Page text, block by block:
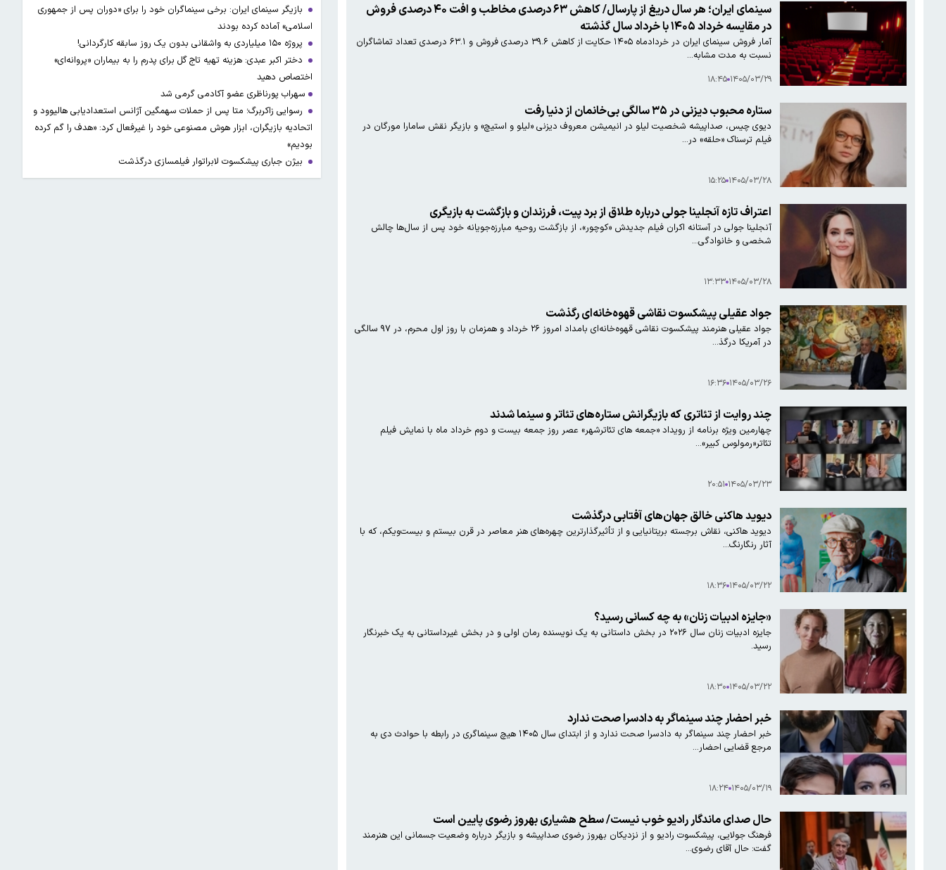
سینمای ایران؛ هر سال دریغ از پارسال/ کاهش ۶۳ درصدی مخاطب و افت ۴۰ درصدی فروش
در مقایسه خرداد ۱۴۰۵ با خرداد سال گذشته
آمار فروش سینمای ایران در خردادماه ۱۴۰۵ حکایت از کاهش ۳۹.۶ درصدی فروش و ۶۳.۱ درصدی تعداد تماشاگران
نسبت به مدت مشابه…
۱۴۰۵/۰۳/۲۹ ۱۸:۴۵
ستاره محبوب دیزنی در ۳۵ سالگی بی‌خانمان از دنیا رفت
دیوی چیس، صداپیشه شخصیت لیلو در انیمیشن معروف دیزنی «لیلو و استیچ» و بازیگر نقش سامارا مورگان در
فیلم ترسناک «حلقه» در…
۱۴۰۵/۰۳/۲۸ ۱۵:۲۵
اعتراف تازه آنجلینا جولی درباره طلاق از برد پیت، فرزندان و بازگشت به بازیگری
آنجلینا جولی در آستانه اکران فیلم جدیدش «کوچور»، از بازگشت روحیه مبارزه‌جویانه خود پس از سال‌ها چالش
شخصی و خانوادگی…
۱۴۰۵/۰۳/۲۸ ۱۳:۳۳
جواد عقیلی پیشکسوت نقاشی قهوه‌خانه‌ای رگذشت
جواد عقیلی هنرمند پیشکسوت نقاشی قهوه‌خانه‌ای بامداد امروز ۲۶ خرداد و همزمان با روز اول محرم، در ۹۷ سالگی
در آمریکا درگذ…
۱۴۰۵/۰۳/۲۶ ۱۶:۳۶
چند روایت از تئاتری که بازیگرانش ستاره‌های تئاتر و سینما شدند
چهارمین ویژه برنامه از رویداد «جمعه های تئاترشهر» عصر روز جمعه بیست و دوم خرداد ماه با نمایش فیلم
تئاتر«رمولوس کبیر»…
۱۴۰۵/۰۳/۲۳ ۲۰:۵۱
دیوید هاکنی خالق جهان‌های آفتابی درگذشت
دیوید هاکنی، نقاش برجسته بریتانیایی و از تأثیرگذارترین چهره‌های هنر معاصر در قرن بیستم و بیست‌ویکم، که با
آثار رنگارنگ…
۱۴۰۵/۰۳/۲۲ ۱۸:۳۶
«جایزه ادبیات زنان» به چه کسانی رسید؟
جایزه ادبیات زنان سال ۲۰۲۶ در بخش داستانی به یک نویسنده رمان اولی و در بخش غیرداستانی به یک خبرنگار
رسید.
۱۴۰۵/۰۳/۲۲ ۱۸:۳۰
خبر احضار چند سینماگر به دادسرا صحت ندارد
خبر احضار چند سینماگر به دادسرا صحت ندارد و از ابتدای سال ۱۴۰۵ هیچ سینماگری در رابطه با حوادث دی به
مرجع قضایی احضار…
۱۴۰۵/۰۳/۱۹ ۱۸:۲۴
حال صدای ماندگار رادیو خوب نیست/ سطح هشیاری بهروز رضوی پایین است
فرهنگ جولایی، پیشکسوت رادیو و از نزدیکان بهروز رضوی صداپیشه و بازیگر درباره وضعیت جسمانی این هنرمند
گفت: حال آقای رضوی…
بازیگر سینمای ایران: برخی سینماگران خود را برای «دوران پس از جمهوری
اسلامی» آماده کرده بودند
پروژه ۱۵۰ میلیاردی به واشقانی بدون یک روز سابقه کارگردانی!
دختر اکبر عبدی: هزینه تهیه تاج گل برای پدرم را به بیماران «پروانه‌ای»
اختصاص دهید
​​​​​​​سهراب پورناظری عضو آکادمی گرمی شد
رسوایی زاکربرگ؛ متا پس از حملات سهمگین آژانس استعدادیابی هالیوود و
اتحادیه بازیگران، ابزار هوش مصنوعی خود را غیرفعال کرد: «هدف را گم کرده
بودیم»
بیژن جباری پیشکسوت لابراتوار فیلمسازی درگذشت